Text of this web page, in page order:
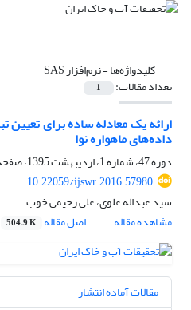
کلیدواژه‌ها =نرم‌افزار SAS
تعداد مقالات: 1
ارائه یک معادله ساده برای تعیین
داده‌های ماهواره نوا
دوره 47، شماره 1، اردیبهشت 1395، صفحه
10.22059/ijswr.2016.57980
سید عبداله علوی، علی رحیمی خوب
مشاهده مقاله
اصل مقاله 504.9 K
مقالات آماده انتشار